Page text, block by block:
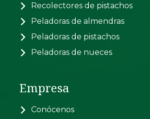
Recolectores de pistachos
Peladoras de almendras
Peladoras de pistachos
Peladoras de nueces
Empresa
Conócenos